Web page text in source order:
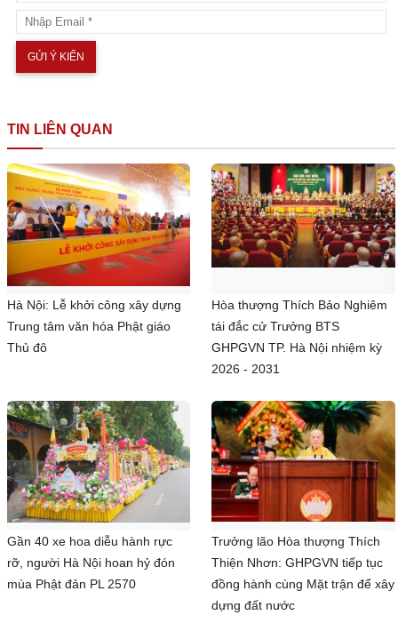
TIN LIÊN QUAN
Hà Nội: Lễ khởi công xây dựng
Trung tâm văn hóa Phật giáo
Thủ đô
Hòa thượng Thích Bảo Nghiêm
tái đắc cử Trưởng BTS
GHPGVN TP. Hà Nội nhiệm kỳ
2026 - 2031
Gần 40 xe hoa diễu hành rực
rỡ, người Hà Nội hoan hỷ đón
mùa Phật đản PL 2570
Trưởng lão Hòa thượng Thích
Thiện Nhơn: GHPGVN tiếp tục
đồng hành cùng Mặt trận để xây
dựng đất nước